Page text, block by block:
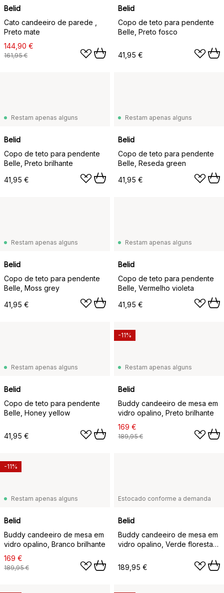
Belid
Cato candeeiro de parede ,
Preto mate
144,90 €
161,95 €
Belid
Copo de teto para pendente
Belle, Preto fosco
41,95 €
Restam apenas alguns
Belid
Copo de teto para pendente
Belle, Preto brilhante
41,95 €
Restam apenas alguns
Belid
Copo de teto para pendente
Belle, Reseda green
41,95 €
Restam apenas alguns
Belid
Copo de teto para pendente
Belle, Moss grey
41,95 €
Restam apenas alguns
Belid
Copo de teto para pendente
Belle, Vermelho violeta
41,95 €
Restam apenas alguns
Belid
Copo de teto para pendente
Belle, Honey yellow
41,95 €
Restam apenas alguns
Belid
Buddy candeeiro de mesa em
vidro opalino, Preto brilhante
169 €
189,95 €
-11%
Restam apenas alguns
Belid
Buddy candeeiro de mesa em
vidro opalino, Branco brilhante
169 €
189,95 €
-11%
Estocado conforme a demanda
Belid
Buddy candeeiro de mesa em
vidro opalino, Verde floresta
189,95 €